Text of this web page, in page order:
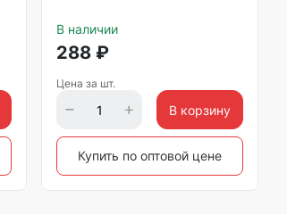
В наличии
288₽
Цена за шт.
В корзину
Купить по оптовой цене